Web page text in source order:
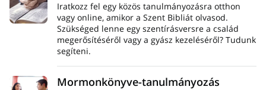
Iratkozz fel egy közös tanulmányozásra otthon
vagy online, amikor a Szent Bibliát olvasod.
Szükséged lenne egy szentírásversre a család
megerősítéséről vagy a gyász kezeléséről? Tudunk
segíteni.
Mormonkönyve-tanulmányozás